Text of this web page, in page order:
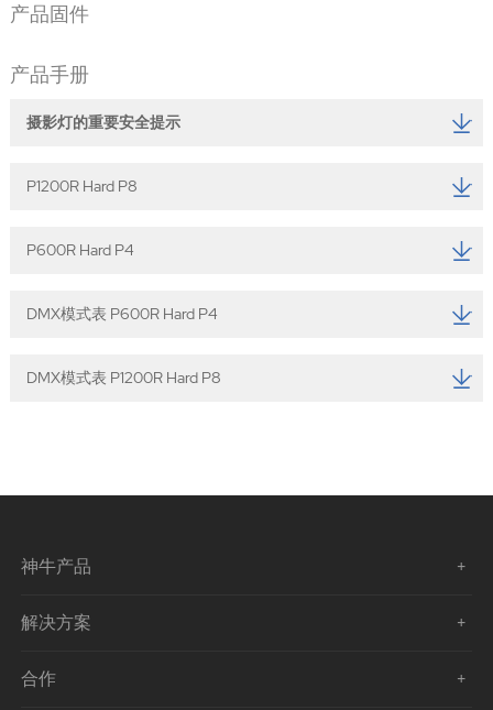
产品固件
产品手册
摄影灯的重要安全提示
P1200R Hard P8
P600R Hard P4
DMX模式表 P600R Hard P4
DMX模式表 P1200R Hard P8
神牛产品
解决方案
合作